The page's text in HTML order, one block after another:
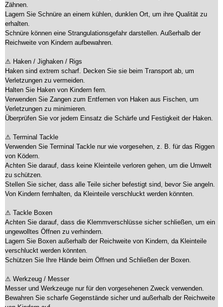
Zähnen.
Lagern Sie Schnüre an einem kühlen, dunklen Ort, um ihre Qualität zu
erhalten.
Schnüre können eine Strangulationsgefahr darstellen. Außerhalb der
Reichweite von Kindern aufbewahren.
⚠ Haken / Jighaken / Rigs
Haken sind extrem scharf. Decken Sie sie beim Transport ab, um
Verletzungen zu vermeiden.
Halten Sie Haken von Kindern fern.
Verwenden Sie Zangen zum Entfernen von Haken aus Fischen, um
Verletzungen zu minimieren.
Überprüfen Sie vor jedem Einsatz die Schärfe und Festigkeit der Haken.
⚠ Terminal Tackle
Verwenden Sie Terminal Tackle nur wie vorgesehen, z. B. für das Riggen
von Ködern.
Achten Sie darauf, dass keine Kleinteile verloren gehen, um die Umwelt
zu schützen.
Stellen Sie sicher, dass alle Teile sicher befestigt sind, bevor Sie angeln.
Von Kindern fernhalten, da Kleinteile verschluckt werden könnten.
⚠ Tackle Boxen
Achten Sie darauf, dass die Klemmverschlüsse sicher schließen, um ein
ungewolltes Öffnen zu verhindern.
Lagern Sie Boxen außerhalb der Reichweite von Kindern, da Kleinteile
verschluckt werden könnten.
Schützen Sie Ihre Hände beim Öffnen und Schließen der Boxen.
⚠ Werkzeug / Messer
Messer und Werkzeuge nur für den vorgesehenen Zweck verwenden.
Bewahren Sie scharfe Gegenstände sicher und außerhalb der Reichweite